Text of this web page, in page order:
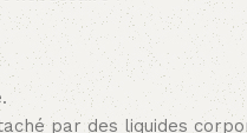
par des liquides